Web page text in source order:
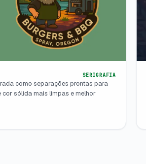
SERIGRAFIA
como separações prontas para
sólida mais limpas e melhor